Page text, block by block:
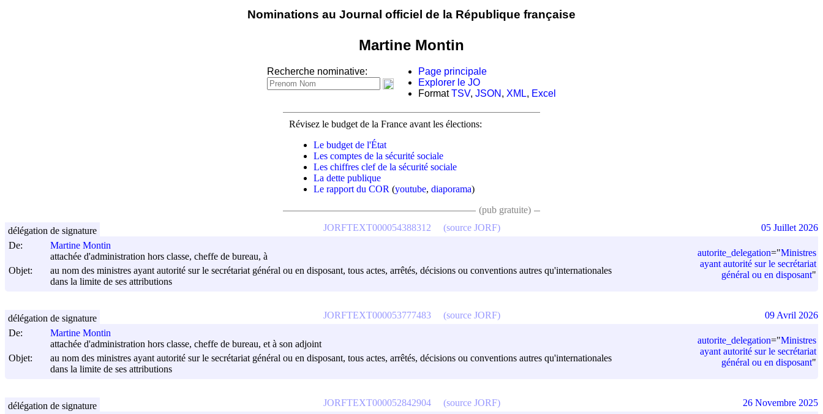
Nominations au Journal officiel de la République française
Martine Montin
Recherche nominative:
Page principale
Explorer le JO
FormatTSV, JSON , XML, Excel
Révisez le budget de la France avant les élections:
Le budget de l'État
Les comptes de la sécurité sociale
Les chiffres clef de la sécurité sociale
La dette publique
Le rapport du COR (youtube, diaporama)
(pub gratuite)
De:
Martine Montin
attachée d'administration hors classe, cheffe de bureau, à
Objet:
au nom des ministres ayant autorité sur le secrétariat général ou en disposant, tous actes, arrêtés, décisions ou conventions autres qu'internationales
dans la limite de ses attributions
autorite_delegation="Ministres
ayant autorité sur le secrétariat
général ou en disposant"
JORFTEXT000054388312 (source JORF)
délégation de signature 05 Juillet 2026
De:
Martine Montin
attachée d'administration hors classe, cheffe de bureau, et à son adjoint
Objet:
au nom des ministres ayant autorité sur le secrétariat général ou en disposant, tous actes, arrêtés, décisions ou conventions autres qu'internationales
dans la limite de ses attributions
autorite_delegation="Ministres
ayant autorité sur le secrétariat
général ou en disposant"
JORFTEXT000053777483 (source JORF)
délégation de signature 09 Avril 2026
JORFTEXT000052842904 (source JORF)
délégation de signature 26 Novembre 2025